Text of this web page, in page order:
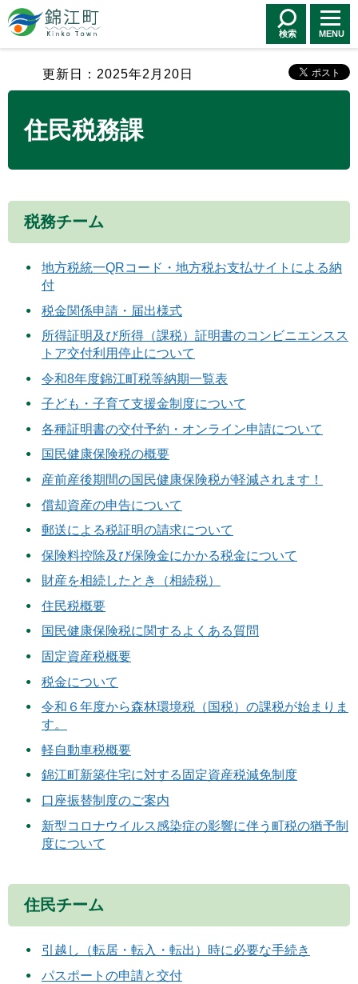
錦江町 Kinko
Town
検索 MENU
更新日：2025年2月20日
住民税務課
税務チーム
地方税統一QRコード・地方税お支払サイトによる納
付
税金関係申請・届出様式
所得証明及び所得（課税）証明書のコンビニエンスス
トア交付利用停止について
令和8年度錦江町税等納期一覧表
子ども・子育て支援金制度について
各種証明書の交付予約・オンライン申請について
国民健康保険税の概要
産前産後期間の国民健康保険税が軽減されます！
償却資産の申告について
郵送による税証明の請求について
保険料控除及び保険金にかかる税金について
財産を相続したとき（相続税）
住民税概要
国民健康保険税に関するよくある質問
固定資産税概要
税金について
令和６年度から森林環境税（国税）の課税が始まりま
す。
軽自動車税概要
錦江町新築住宅に対する固定資産税減免制度
口座振替制度のご案内
新型コロナウイルス感染症の影響に伴う町税の猶予制
度について
住民チーム
引越し（転居・転入・転出）時に必要な手続き
パスポートの申請と交付